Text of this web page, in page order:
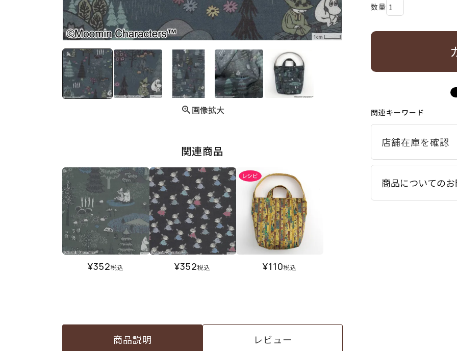
画像拡大
関連商品
¥352税込 ¥352税込 ¥110税込
商品説明 レビュー
関連キーワード
商品についての